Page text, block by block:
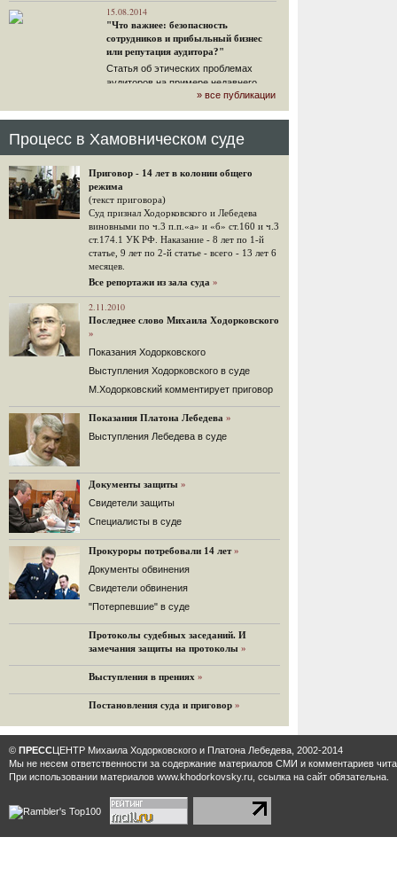
15.08.2014
"Что важнее: безопасность
сотрудников и прибыльный бизнес
или репутация аудитора?"
Статья об этических проблемах
аудиторов на примере недавнего
громкого арбитражного решения по
ЮКОСу. (navalny.com)
15.08.2014
конфискационным санкциям со
стороны государства, оказались под
защитой арбитражного суда"
Швейцарская газета "Neue Zuercher
Zeitung" о гаагском судебном
решении.
48 комментариев
Не исключил
Владимир Путин допускает, что Россия может выйти из-
под юрисдикции ЕСПЧ.
88 комментариев
14.08.2014
Нарулил
Игорь Сечин просит о помощи.
Ссылаясь на санкции, глава
«Роснефти» хочет выбить из фонда
12.08.2014
Граждане не хотят платить по счетам ЮКОСа
Решение Гаагского суда о компенсации $50 млрд
поддержали 12%.
129 комментариев
Вечер у Ходорковских. Вспоминает Иван Стариков.
11.08.2014
«Удивительно сильная, мощная и
достойная только преклонения
Гости и ведущие «Эха Москвы» чтут
память Марины Филипповны.
10 комментариев
Марина Филипповна Ходорковская:
«Я долго была молодой!»
"Новая" рассказывает о судьбе
» все публикации
Процесс в Хамовническом суде
Приговор - 14 лет в колонии общего
режима
(текст приговора)
Суд признал Ходорковского и Лебедева
виновными по ч.3 п.п.«а» и «б» ст.160 и ч.3
ст.174.1 УК РФ. Наказание - 8 лет по 1-й
статье, 9 лет по 2-й статье - всего - 13 лет 6
месяцев.
Все репортажи из зала суда »
2.11.2010
Последнее слово Михаила Ходорковского
»
Показания Ходорковского
Выступления Ходорковского в суде
М.Ходорковский комментирует приговор
Показания Платона Лебедева »
Выступления Лебедева в суде
Документы защиты »
Cвидетели защиты
Cпециалисты в суде
Прокуроры потребовали 14 лет »
Документы обвинения
Свидетели обвинения
"Потерпевшие" в суде
Протоколы судебных заседаний. И
замечания защиты на протоколы »
Выступления в прениях »
Постановления суда и приговор »
© ПРЕССЦЕНТР Михаила Ходорковского и Платона Лебедева, 2002-2014
Мы не несем ответственности за содержание материалов CМИ и комментариев
При использовании материалов www.khodorkovsky.ru, ссылка на сайт обязательна.